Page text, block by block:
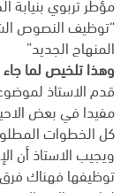
“توظيف النصوص
المنهاج الجديد”
وهذا تلخيص لما
قدم الاستاذ
مفيدا في بعض
كل الخطوات
ويجيب الاستاذ أن
توظيفها فهناك